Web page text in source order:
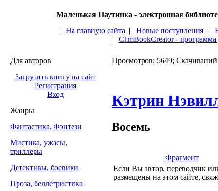
Маленькая Паутинка - электронная
| На главную сайта | Новые поступления |
| ChmBookCreator -
Для авторов
Загрузить книгу на сайт
Регистрация
Вход
Жанры
Фантастика, Фэнтези
Мистика, ужасы,
триллеры
Детективы, боевики
Проза, беллетристика
Просмотров: 5649;
Кэтрин
Восемь
Фрагмент
Если Вы автор, переводчик
размещены на этом сайте,